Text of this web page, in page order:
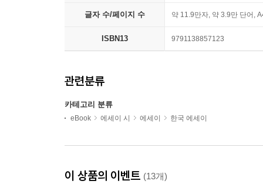
글자 수/페이지 수 약 11.9만자, 약 3.9만 단어,
ISBN13 9791138857123
관련분류
카테고리 분류
eBook 에세이 시 에세이 한국 에세이
이 상품의 이벤트 (13개)